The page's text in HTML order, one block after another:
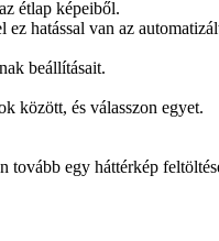
étlap képeiből.
hatással van az
beállításait.
között, és válasszon egyet.
egy háttérkép